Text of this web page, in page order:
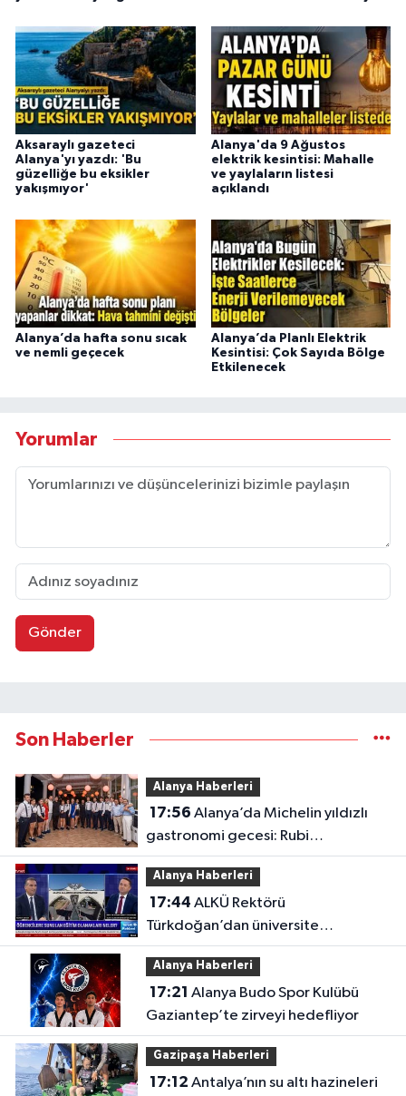
Aksaraylı gazeteci
Alanya'yı yazdı: 'Bu
güzelliğe bu eksikler
yakışmıyor'
Alanya'da 9 Ağustos
elektrik kesintisi: Mahalle
ve yaylaların listesi
açıklandı
Alanya’da hafta sonu sıcak
ve nemli geçecek
Alanya’da Planlı Elektrik
Kesintisi: Çok Sayıda Bölge
Etkilenecek
Yorumlar
Gönder
Son Haberler
Alanya Haberleri
17:56
gastronomi gecesi: Rubi
Platinum’dan lezzet şöleni
Alanya Haberleri
17:44
Türkdoğan’dan üniversite
adaylarına altın tavsiyeler
Alanya Haberleri
17:21
Gaziantep’te zirveyi hedefliyor
Gazipaşa Haberleri
17:12